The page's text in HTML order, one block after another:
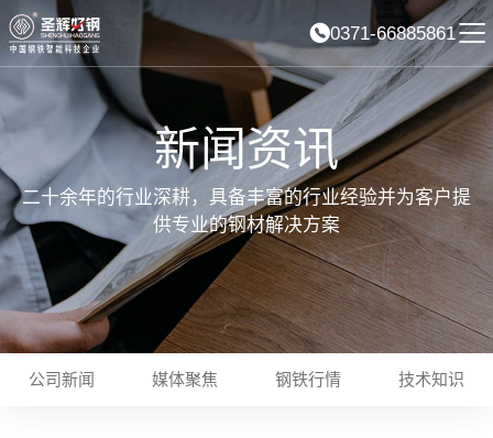
0371-66885861
新闻资讯
二十余年的行业深耕，具备丰富的行业经验并为客户提
供专业的钢材解决方案
公司新闻 媒体聚焦 钢铁行情 技术知识